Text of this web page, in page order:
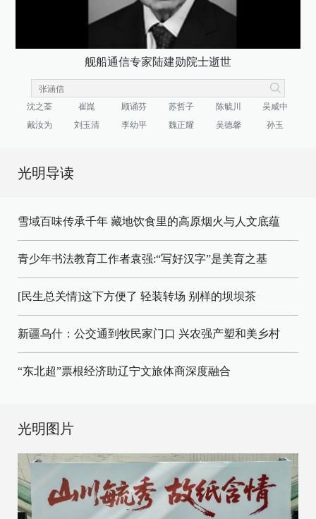
舰船通信专家陆建勋院士逝世
沈之荃 崔崑 顾诵芬 苏哲子 陈毓川
吴咸中
戴汝为
刘玉清 李幼平 魏正耀 吴德馨 孙玉
光明导读
雪域百味传承千年 藏地饮食里的高原烟火与人文底蕴
青少年书法教育工作者袁强:“写好汉字”是美育之基
[民生总关情]这下方便了 轻装转场 别样的坝坝茶
新疆乌什：公交通到牧民家门口 兴农强产塑和美乡村
“东北超”票根经济助辽宁文旅体商深度融合
光明图片